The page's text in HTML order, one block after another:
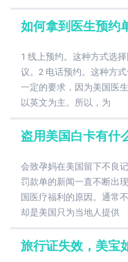
如何拿到医生预约
1 线上预约。这种方式选
议。2 电话预约。这种方
一定的要求，因为美国医
以英文为主。所以，为
盗用美国白卡有什
会致孕妈在美国留下不良
罚款单的新闻一直不断出
国医疗福利的原因。通常
却是美国只为当地人提供
旅行证失效，美宝